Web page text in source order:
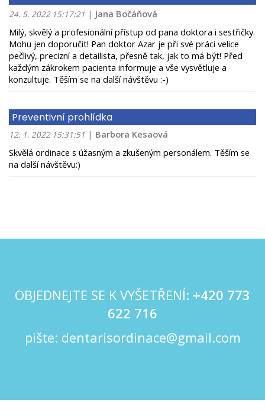
24. 5. 2022 15:17:21 | Jana Bočáňová
Milý, skvělý a profesionální přístup od pana doktora i sestřičky.
Mohu jen doporučit! Pan doktor Azar je při své práci velice
pečlivý, precizní a detailista, přesně tak, jak to má být! Před
každým zákrokem pacienta informuje a vše vysvětluje a
konzultuje. Těším se na další návštěvu :-)
Preventivní prohlídka
12. 1. 2022 15:31:51 | Barbora Kesaová
Skvělá ordinace s úžasným a zkušeným personálem. Těším se
na další návštěvu:)
OBJEDNEJTE SE K VYŠETŘENÍ: +420 773
622 716
pište: dentarisordinace@gmail.com